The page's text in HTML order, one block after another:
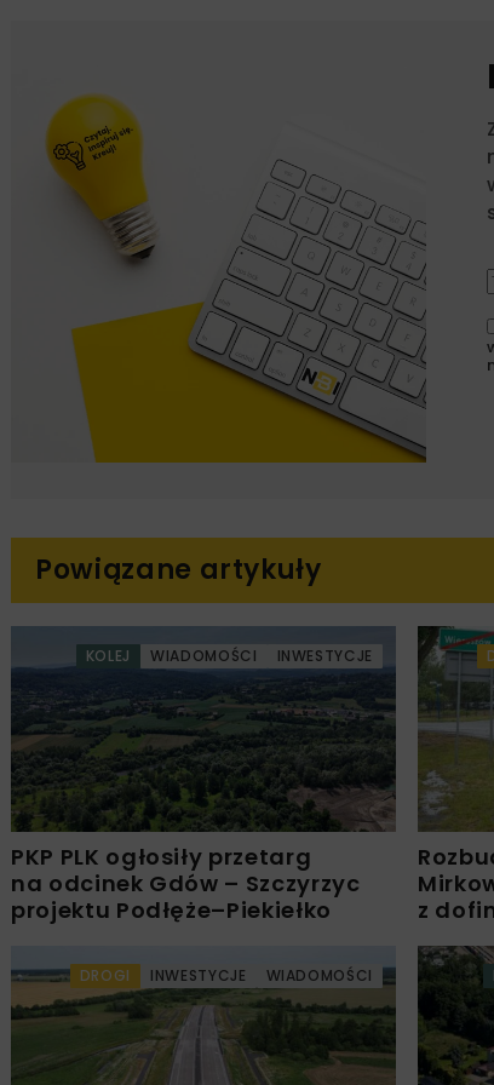
Powiązane artykuły
KOLEJ WIADOMOŚCI INWESTYCJE
PKP PLK ogłosiły przetarg
na odcinek Gdów – Szczyrzyc
projektu Podłęże–Piekiełko
z
DROGI INWESTYCJE WIADOMOŚCI